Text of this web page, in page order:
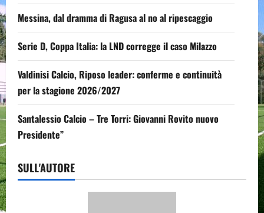
Messina, dal dramma di Ragusa al no al ripescaggio
Serie D, Coppa Italia: la LND corregge il caso Milazzo
Valdinisi Calcio, Riposo leader: conferme e continuità
per la stagione 2026/2027
Santalessio Calcio – Tre Torri: Giovanni Rovito nuovo
Presidente”
SULL'AUTORE